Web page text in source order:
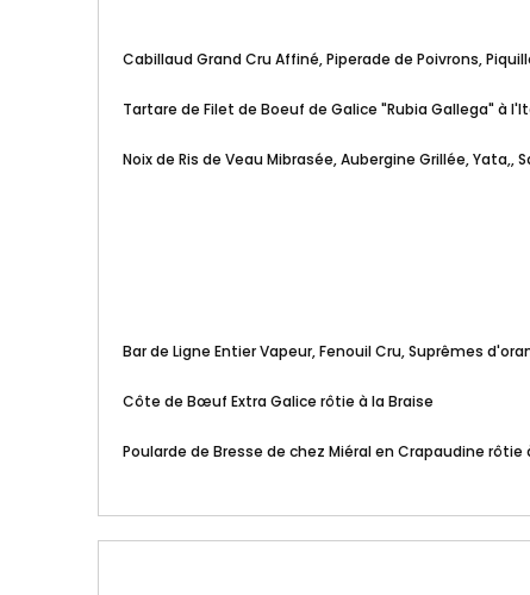
Cabillaud Grand Cru Affiné, Piperade de Poivrons,
Tartare de Filet de Boeuf de Galice "Rubia Gallega" à
Noix de Ris de Veau Mibrasée, Aubergine Grillée, Yata,,
Bar de Ligne Entier Vapeur, Fenouil Cru, Suprêmes
Côte de Bœuf Extra Galice rôtie à la Braise
Poularde de Bresse de chez Miéral en Crapaudine rôtie